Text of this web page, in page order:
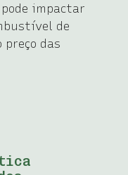
impactar
de
preço das